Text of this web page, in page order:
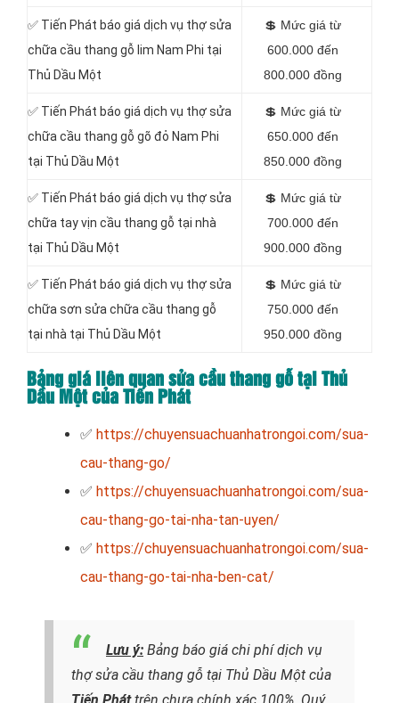
✅ Tiến Phát báo giá dịch vụ thợ sửa
chữa cầu thang gỗ lim Nam Phi tại
Thủ Dầu Một
💲 Mức giá từ
600.000 đến
800.000 đồng
✅ Tiến Phát báo giá dịch vụ thợ sửa
chữa cầu thang gỗ gõ đỏ Nam Phi
tại Thủ Dầu Một
💲 Mức giá từ
650.000 đến
850.000 đồng
✅ Tiến Phát báo giá dịch vụ thợ sửa
chữa tay vịn cầu thang gỗ tại nhà
tại Thủ Dầu Một
💲 Mức giá từ
700.000 đến
900.000 đồng
✅ Tiến Phát báo giá dịch vụ thợ sửa
chữa sơn sửa chữa cầu thang gỗ
tại nhà tại Thủ Dầu Một
💲 Mức giá từ
750.000 đến
950.000 đồng
Bảng giá liên quan sửa cầu thang gỗ tại Thủ
Dầu Một của Tiến Phát
✅ https://chuyensuachuanhatrongoi.com/sua-
cau-thang-go/
✅ https://chuyensuachuanhatrongoi.com/sua-
cau-thang-go-tai-nha-tan-uyen/
✅ https://chuyensuachuanhatrongoi.com/sua-
cau-thang-go-tai-nha-ben-cat/
Lưu ý: Bảng báo giá chi phí dịch vụ
thợ sửa cầu thang gỗ tại Thủ Dầu Một của